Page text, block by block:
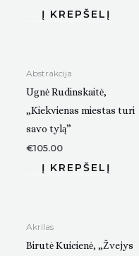
Abstrakcija
Ugnė Rudinskaitė,
„Kiekvienas miestas turi
savo tylą”
€105.00
Akrilas
Birutė Kuicienė, „Žvejys